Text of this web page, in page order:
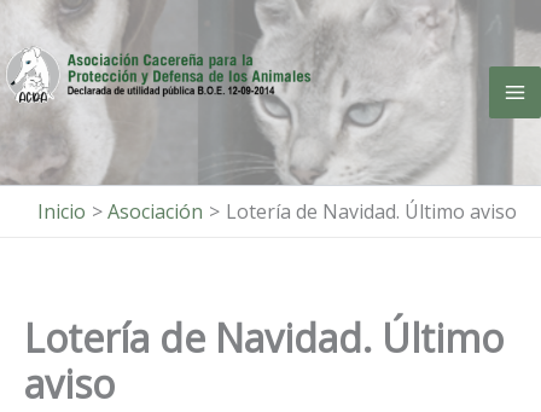
contenido
Inicio Asociación Lotería de Navidad. Último aviso
Lotería de Navidad. Último
aviso